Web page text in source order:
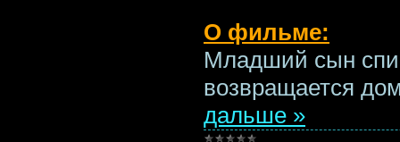
О фильме:
Младший сын
возвращается
дальше »